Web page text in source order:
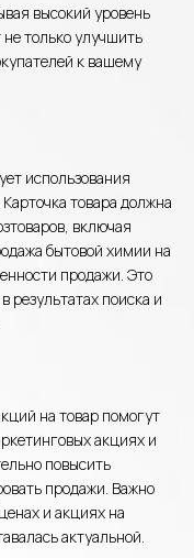
высокий уровень
только улучшить
к вашему
использования
товара должна
включая
бытовой химии на
продажи. Это
результатах поиска и
на товар помогут
акциях и
повысить
продажи. Важно
и акциях на
актуальной.